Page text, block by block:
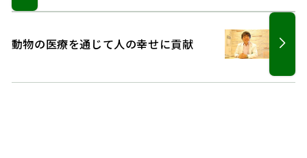
動物の医療を通じて人の幸せに貢献